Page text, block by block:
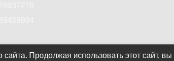
Продолжая использовать этот сайт,